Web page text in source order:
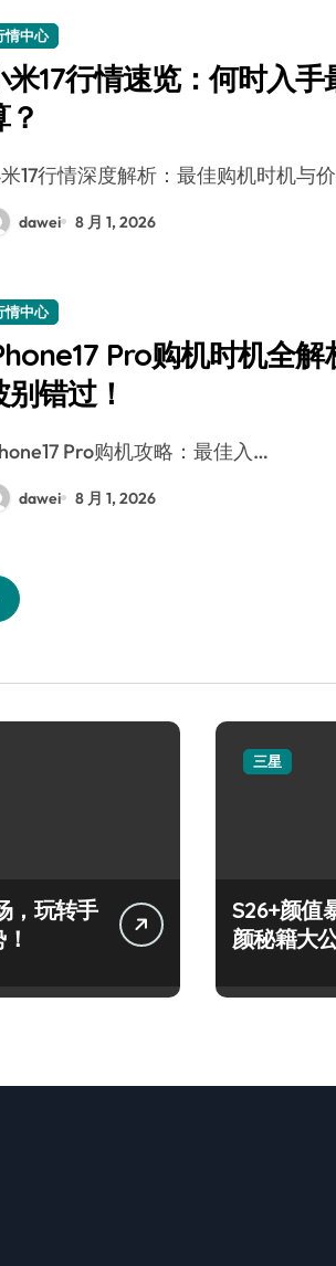
情中心
米17行情速览：何时入手
？
小米17行情深度解析：最佳购机时机与
dawei 8 月 1, 2026
情中心
Pro购机时机全解
别错过！
Pro购机攻略：最佳入…
dawei 8 月 1, 2026
，玩转手
三星
S26+颜值
颜秘籍大